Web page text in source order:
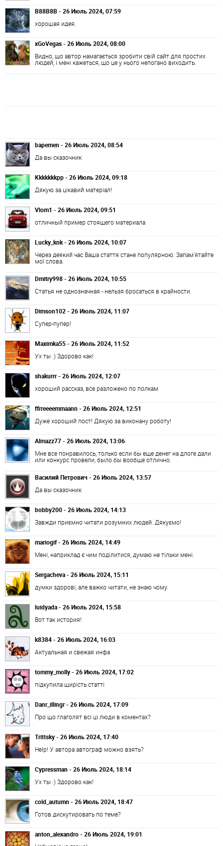
B88B8B - 26 Июль 2024, 07:59
хорошая идея.
xGoVegas - 26 Июль 2024, 08:00
Видно, що автор намагається зробити свій сайт для простих
людей, і мені кажеться, що це у нього непогано виходить.
bapemen - 26 Июль 2024, 08:54
Да вы сказочник
Kkkkkkkpp - 26 Июль 2024, 09:18
Дякую за цікавий матеріал!
Vlom1 - 26 Июль 2024, 09:51
отличный пример стоящего материала
Lucky_knk - 26 Июль 2024, 10:07
Через деякий час Ваша стаття стане популярною. Запам'ятайте
мої слова.
Dmitry998 - 26 Июль 2024, 10:55
Статья не однозначная - нельзя бросаться в крайности.
Dimson102 - 26 Июль 2024, 11:07
Супер-пупер!
Maximka55 - 26 Июль 2024, 11:52
Ух ты :) Здорово как!
shakurrr - 26 Июль 2024, 12:07
хороший рассказ, все разложено по полкам
ffrreeeemmaann - 26 Июль 2024, 12:51
Дуже хороший пост! Дякую за виконану роботу!
Almazz77 - 26 Июль 2024, 13:06
Мне все понравилось, только если бы еще денег на длоге дали
или конкурс провели, было бы вообще отлично.
Василий Петрович - 26 Июль 2024, 13:57
Да вы сказочник
bobby200 - 26 Июль 2024, 14:13
Завжди приємно читати розумних людей. Дякуємо!
mariogif - 26 Июль 2024, 14:49
Мені, наприклад є чим поділитися, думаю не тільки мені.
Sergacheva - 26 Июль 2024, 15:11
думки здорові, але важко читати, не знаю чому.
luidyada - 26 Июль 2024, 15:58
Вот так история!
k8384 - 26 Июль 2024, 16:03
Актуальная и свежая инфа
tommy_molly - 26 Июль 2024, 17:02
підкупила щирість статті
Danr_illingr - 26 Июль 2024, 17:09
Про що глаголят всі ці люди в коментах?
Trittsky - 26 Июль 2024, 17:40
Help! У автора автограф можно взять?
Cypressman - 26 Июль 2024, 18:14
Ух ты :) Здорово как!
cold_autumn - 26 Июль 2024, 18:47
Готов дискутировать по теме?
anton_alexandro - 26 Июль 2024, 19:01